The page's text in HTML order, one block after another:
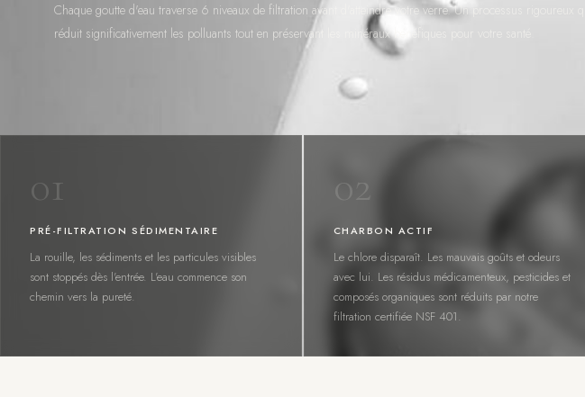
Chaque goutte d'eau traverse 6 niveaux de filtration avant d'atteindre votre verre. Un processus rigoureux qui
réduit significativement les polluants tout en préservant les minéraux bénéfiques pour votre santé.
01
PRÉ-FILTRATION SÉDIMENTAIRE
La rouille, les sédiments et les particules visibles
sont stoppés dès l'entrée. L'eau commence son
chemin vers la pureté.
02
CHARBON ACTIF
Le chlore disparaît. Les mauvais goûts et odeurs
avec lui. Les résidus médicamenteux, pesticides et
composés organiques sont réduits par notre
filtration certifiée NSF 401.